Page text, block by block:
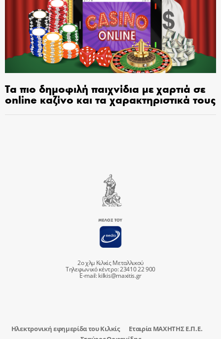
Τα πιο δημοφιλή παιχνίδια με χαρτιά σε
online καζίνο και τα χαρακτηριστικά τους
2ο χλμ Κιλκίς Μεταλλικού
Τηλεφωνικό κέντρο: 23410 22 900
E-mail:kilkis@maxitis.gr
Ηλεκτρονική εφημερίδα του Κιλκίς
Εταιρία ΜΑΧΗΤΗΣ Ε.Π.Ε.